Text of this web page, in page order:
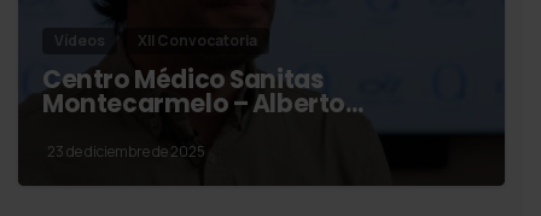
Vídeos XII Convocatoria
Centro Médico Sanitas
Montecarmelo – Alberto…
23 de diciembre de 2025